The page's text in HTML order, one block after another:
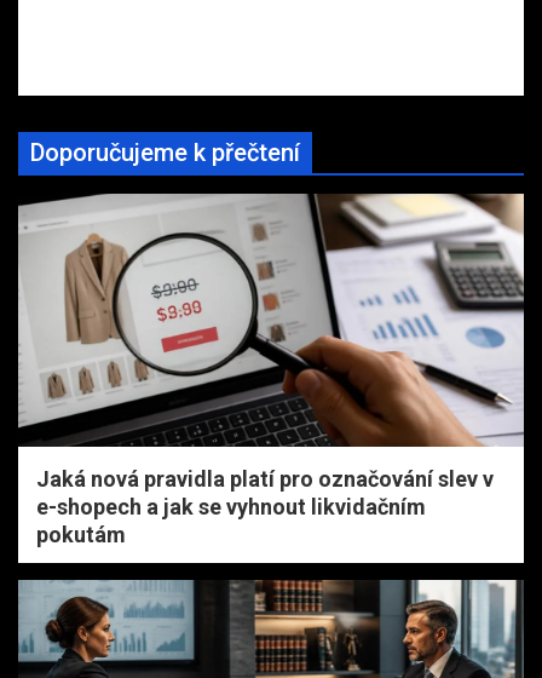
Doporučujeme k přečtení
Jaká nová pravidla platí pro označování slev v
e-shopech a jak se vyhnout likvidačním
pokutám